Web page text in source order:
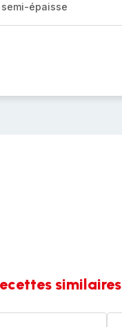
épaisse
similaires